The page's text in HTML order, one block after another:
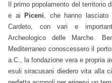
Il primo popolamento del territorio
e ai
Piceni, che hanno lasciato
Cardeto, con vari e
Archeologico delle Marche.
Mediterraneo conoscessero il
a.C., la fondazione vera e propria
esuli siracusani diedero vita alla